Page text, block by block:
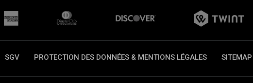
SGV PROTECTION DES DONNÉES & MENTIONS LÉGALES SITEMAP